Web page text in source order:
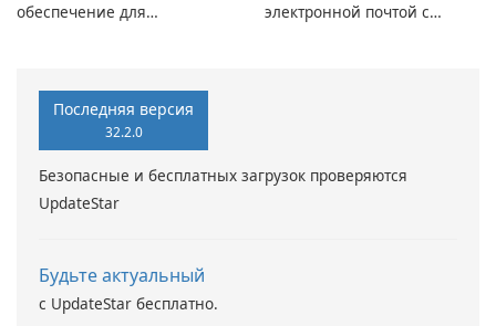
обеспечение для
электронной почтой с
Последняя версия
32.2.0
Безопасные и бесплатных загрузок проверяются
UpdateStar
Будьте актуальный
с UpdateStar бесплатно.